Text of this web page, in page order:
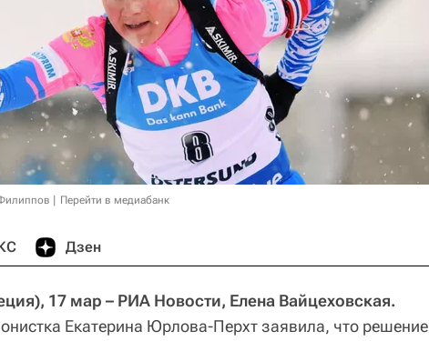
Перейти в медиабанк
Дзен
17 мар – РИА Новости, Елена Вайцеховская.
Екатерина Юрлова-Перхт заявила, что решение